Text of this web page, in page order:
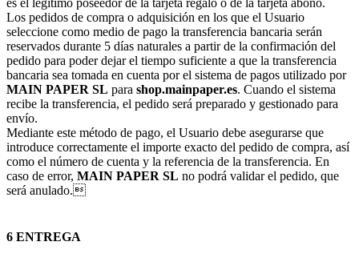
es el legítimo poseedor de la tarjeta regalo o de la tarjeta abono.
Los pedidos de compra o adquisición en los que el Usuario
seleccione como medio de pago la transferencia bancaria serán
reservados durante 5 días naturales a partir de la confirmación del
pedido para poder dejar el tiempo suficiente a que la transferencia
bancaria sea tomada en cuenta por el sistema de pagos utilizado por
MAIN PAPER SL para shop.mainpaper.es. Cuando el sistema
recibe la transferencia, el pedido será preparado y gestionado para
envío.
Mediante este método de pago, el Usuario debe asegurarse que
introduce correctamente el importe exacto del pedido de compra, así
como el número de cuenta y la referencia de la transferencia. En
caso de error, MAIN PAPER SL no podrá validar el pedido, que
será anulado.
6 ENTREGA